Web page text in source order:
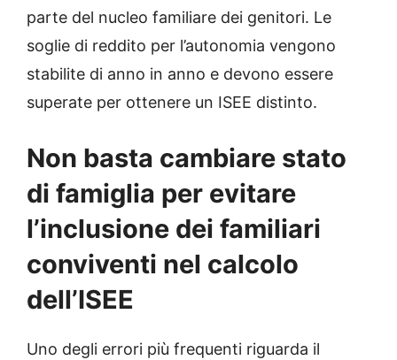
parte del nucleo familiare dei genitori. Le
soglie di reddito per l’autonomia vengono
stabilite di anno in anno e devono essere
superate per ottenere un ISEE distinto.
Non basta cambiare stato
di famiglia per evitare
l’inclusione dei familiari
conviventi nel calcolo
dell’ISEE
Uno degli errori più frequenti riguarda il